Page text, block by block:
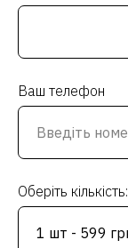
Ваш телефон
Оберіть кількість: